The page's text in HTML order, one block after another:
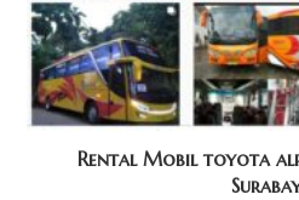
Rental Mobil toyota